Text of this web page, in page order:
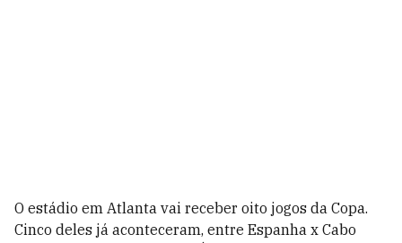
O estádio em Atlanta vai receber oito jogos da Copa.
Cinco deles já aconteceram, entre Espanha x Cabo